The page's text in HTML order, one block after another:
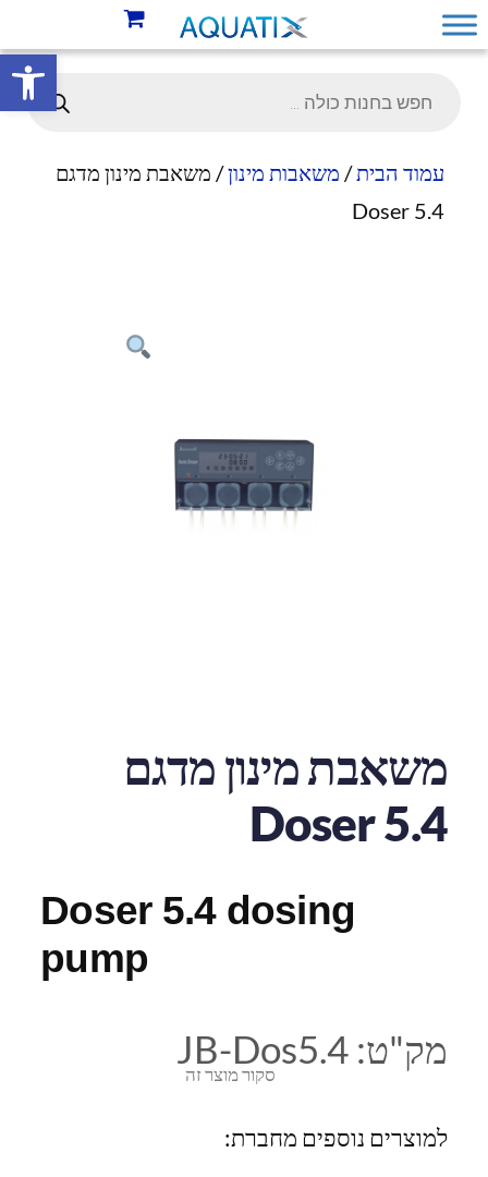
פתח
עמוד הבית/ משאבות מינון/ משאבת מינון מדגם
Doser 5.4
משאבת מינון מדגם
Doser 5.4
Doser 5.4 dosing
pump
סקור מוצר זה
מק"ט: JB-Dos5.4
למוצרים נוספים מחברת: